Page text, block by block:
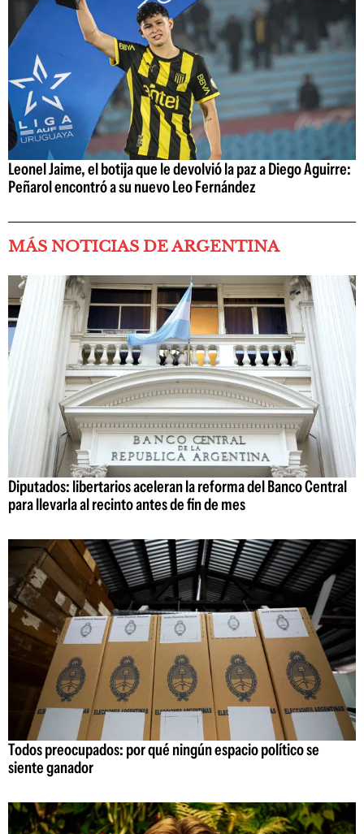
Leonel Jaime, el botija que le devolvió la paz a Diego Aguirre:
Peñarol encontró a su nuevo Leo Fernández
MÁS NOTICIAS DE ARGENTINA
Diputados: libertarios aceleran la reforma del Banco Central
para llevarla al recinto antes de fin de mes
Todos preocupados: por qué ningún espacio político se
siente ganador